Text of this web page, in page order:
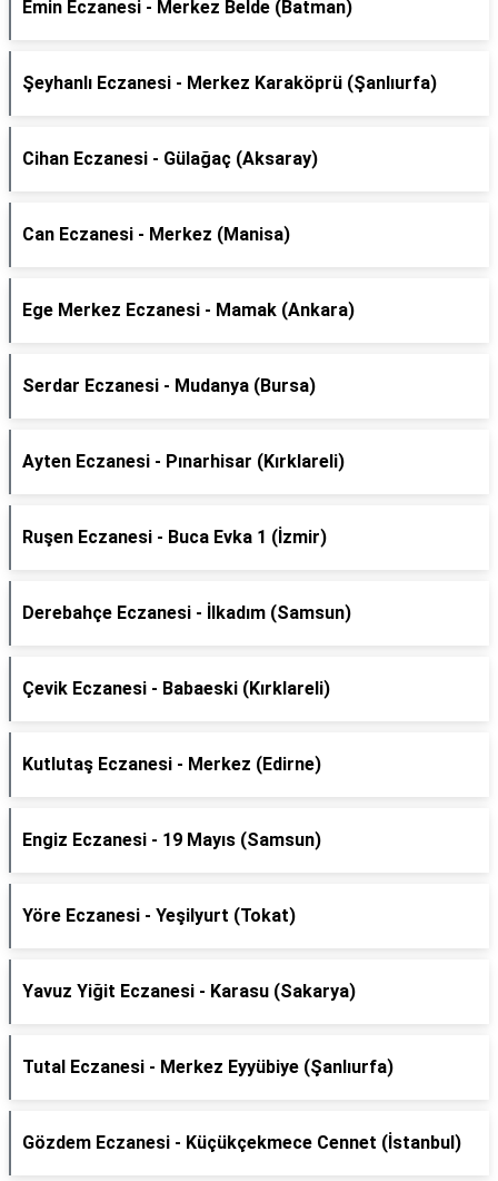
Emin Eczanesi - Merkez Belde (Batman)
Şeyhanlı Eczanesi - Merkez Karaköprü (Şanlıurfa)
Cihan Eczanesi - Gülağaç (Aksaray)
Can Eczanesi - Merkez (Manisa)
Ege Merkez Eczanesi - Mamak (Ankara)
Serdar Eczanesi - Mudanya (Bursa)
Ayten Eczanesi - Pınarhisar (Kırklareli)
Ruşen Eczanesi - Buca Evka 1 (İzmir)
Derebahçe Eczanesi - İlkadım (Samsun)
Çevik Eczanesi - Babaeski (Kırklareli)
Kutlutaş Eczanesi - Merkez (Edirne)
Engiz Eczanesi - 19 Mayıs (Samsun)
Yöre Eczanesi - Yeşilyurt (Tokat)
Yavuz Yiğit Eczanesi - Karasu (Sakarya)
Tutal Eczanesi - Merkez Eyyübiye (Şanlıurfa)
Gözdem Eczanesi - Küçükçekmece Cennet (İstanbul)